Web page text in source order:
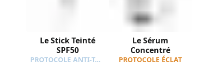
Le Stick Teinté
SPF50
PROTOCOLE ANTI-TACHES
Le Sérum
Concentré
PROTOCOLE ÉCLAT